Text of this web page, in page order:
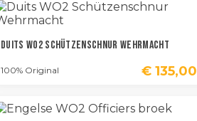
Duits WO2 Schützenschnur Wehrmacht
100% Original € 135,00